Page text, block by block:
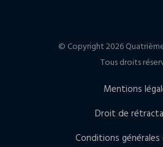
© Copyright 2026
Tous droits
Mentions
Droit de
Conditions